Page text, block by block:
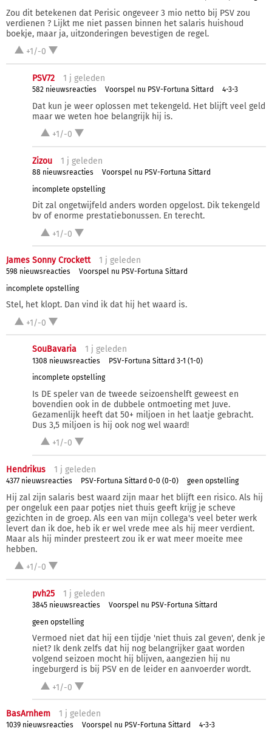
Zou dit betekenen dat Perisic ongeveer 3 mio netto bij PSV zou
verdienen ? Lijkt me niet passen binnen het salaris huishoud
boekje, maar ja, uitzonderingen bevestigen de regel.
+1/-0
PSV72 1 j geleden
582 nieuwsreacties Voorspel nu PSV-Fortuna Sittard 4-3-3
Dat kun je weer oplossen met tekengeld. Het blijft veel geld
maar we weten hoe belangrijk hij is.
+1/-0
Zizou 1 j geleden
88 nieuwsreacties
Voorspel nu PSV-Fortuna Sittard
incomplete opstelling
Dit zal ongetwijfeld anders worden opgelost. Dik tekengeld
bv of enorme prestatiebonussen. En terecht.
+1/-0
James Sonny Crockett 1 j geleden
598 nieuwsreacties
Voorspel nu PSV-Fortuna Sittard
incomplete opstelling
Stel, het klopt. Dan vind ik dat hij het waard is.
+1/-0
SouBavaria 1 j geleden
1308 nieuwsreacties
PSV-Fortuna Sittard 3-1 (1-0)
incomplete opstelling
Is DE speler van de tweede seizoenshelft geweest en
bovendien ook in de dubbele ontmoeting met Juve.
Gezamenlijk heeft dat 50+ miljoen in het laatje gebracht.
Dus 3,5 miljoen is hij ook nog wel waard!
+1/-0
Hendrikus 1 j geleden
4377 nieuwsreacties PSV-Fortuna Sittard 0-0 (0-0) geen opstelling
Hij zal zijn salaris best waard zijn maar het blijft een risico. Als hij
per ongeluk een paar potjes niet thuis geeft krijg je scheve
gezichten in de groep. Als een van mijn collega's veel beter werk
levert dan ik doe, heb ik er wel vrede mee als hij meer verdient.
Maar als hij minder presteert zou ik er wat meer moeite mee
hebben.
+1/-0
pvh25 1 j geleden
3845 nieuwsreacties
Voorspel nu PSV-Fortuna Sittard
geen opstelling
Vermoed niet dat hij een tijdje 'niet thuis zal geven', denk je
niet? Ik denk zelfs dat hij nog belangrijker gaat worden
volgend seizoen mocht hij blijven, aangezien hij nu
ingeburgerd is bij PSV en de leider en aanvoerder wordt.
+1/-0
BasArnhem 1 j geleden
1039 nieuwsreacties Voorspel nu PSV-Fortuna Sittard 4-3-3